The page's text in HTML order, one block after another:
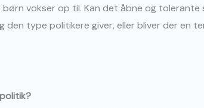
vokser op til. Kan det åbne og tolerante
den type politikere giver, eller bliver der en